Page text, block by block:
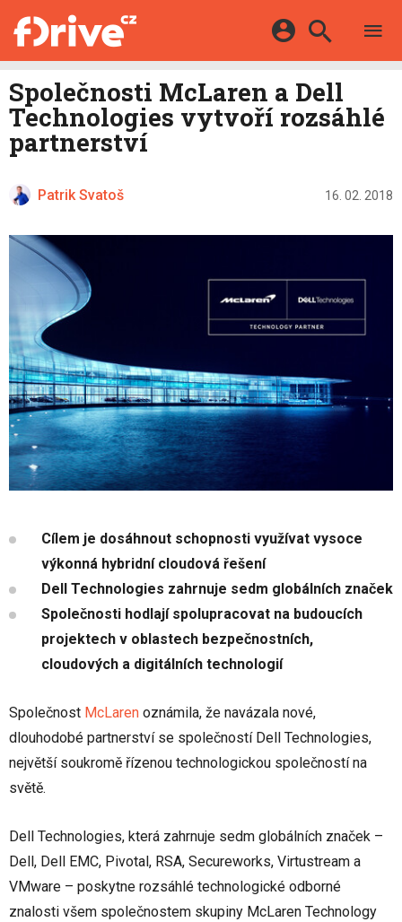
KATALOG
MAPA STANIC
DALŠÍ
HYBRIDY
E-MOTORSPORT
OSTATNÍ
Facebook Google
Společnosti McLaren a Dell
Technologies vytvoří rozsáhlé
partnerství
Patrik Svatoš 16. 02. 2018
Cílem je dosáhnout schopnosti využívat vysoce
výkonná hybridní cloudová řešení
Dell Technologies zahrnuje sedm globálních značek
Společnosti hodlají spolupracovat na budoucích
projektech v oblastech bezpečnostních,
cloudových a digitálních technologií
Společnost McLaren oznámila, že navázala nové,
dlouhodobé partnerství se společností Dell Technologies,
největší soukromě řízenou technologickou společností na
světě.
Dell Technologies, která zahrnuje sedm globálních značek –
Dell, Dell EMC, Pivotal, RSA, Secureworks, Virtustream a
VMware – poskytne rozsáhlé technologické odborné
znalosti všem společnostem skupiny McLaren Technology